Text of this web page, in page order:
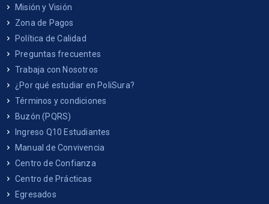
Misión y Visión
Zona de Pagos
Política de Calidad
Preguntas frecuentes
Trabaja con Nosotros
¿Por qué estudiar en PoliSura?
Términos y condiciones
Buzón (PQRS)
Ingreso Q10 Estudiantes
Manual de Convivencia
Centro de Confianza
Centro de Prácticas
Egresados